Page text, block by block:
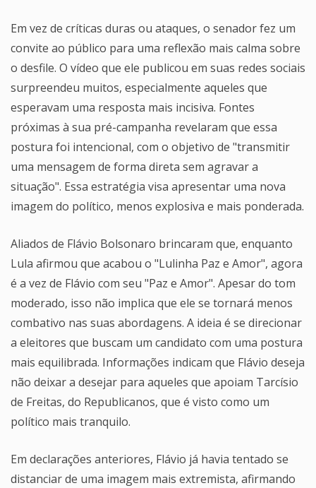
Em vez de críticas duras ou ataques, o senador fez um
convite ao público para uma reflexão mais calma sobre
o desfile. O vídeo que ele publicou em suas redes sociais
surpreendeu muitos, especialmente aqueles que
esperavam uma resposta mais incisiva. Fontes
próximas à sua pré-campanha revelaram que essa
postura foi intencional, com o objetivo de "transmitir
uma mensagem de forma direta sem agravar a
situação". Essa estratégia visa apresentar uma nova
imagem do político, menos explosiva e mais ponderada.
Aliados de Flávio Bolsonaro brincaram que, enquanto
Lula afirmou que acabou o "Lulinha Paz e Amor", agora
é a vez de Flávio com seu "Paz e Amor". Apesar do tom
moderado, isso não implica que ele se tornará menos
combativo nas suas abordagens. A ideia é se direcionar
a eleitores que buscam um candidato com uma postura
mais equilibrada. Informações indicam que Flávio deseja
não deixar a desejar para aqueles que apoiam Tarcísio
de Freitas, do Republicanos, que é visto como um
político mais tranquilo.
Em declarações anteriores, Flávio já havia tentado se
distanciar de uma imagem mais extremista, afirmando